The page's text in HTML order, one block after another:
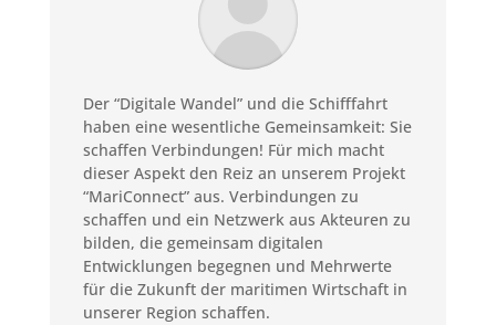
Der “Digitale Wandel” und die Schifffahrt
haben eine wesentliche Gemeinsamkeit: Sie
schaffen Verbindungen! Für mich macht
dieser Aspekt den Reiz an unserem Projekt
“MariConnect” aus. Verbindungen zu
schaffen und ein Netzwerk aus Akteuren zu
bilden, die gemeinsam digitalen
Entwicklungen begegnen und Mehrwerte
für die Zukunft der maritimen Wirtschaft in
unserer Region schaffen.